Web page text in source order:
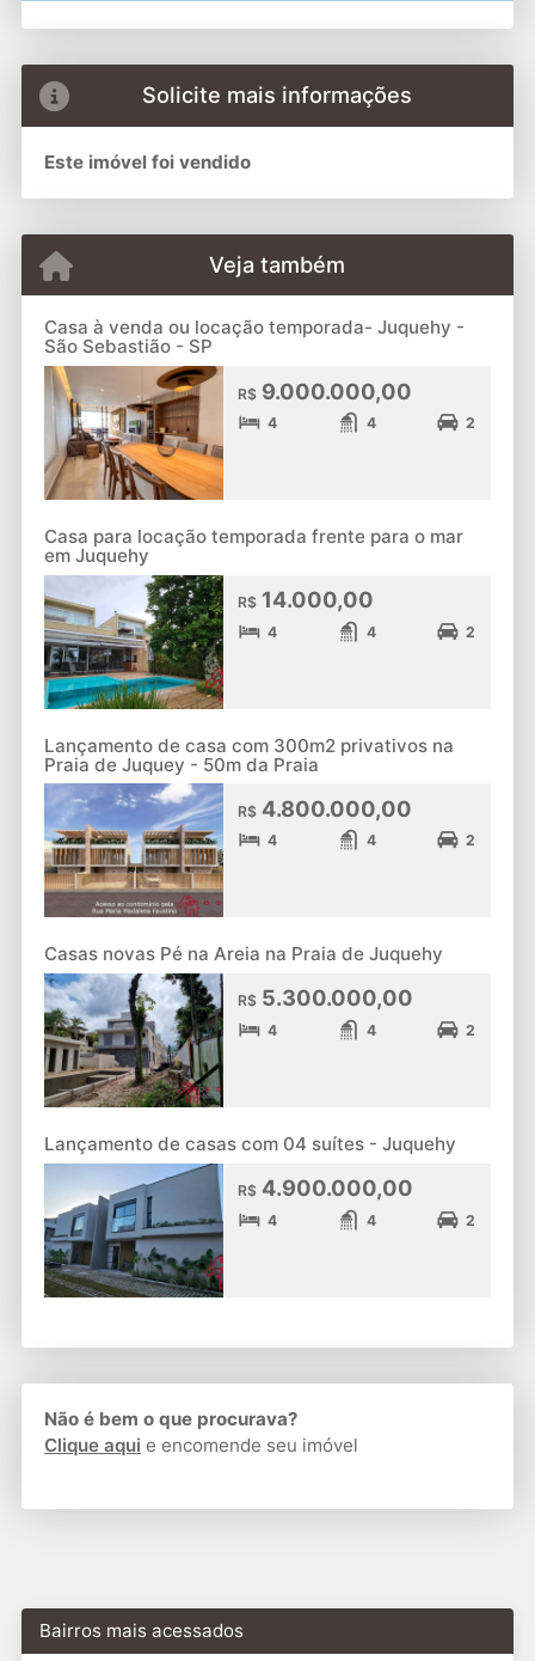
Solicite mais informações
Este imóvel foi vendido
Veja também
Casa à venda ou locação temporada- Juquehy -
São Sebastião - SP
R$9.000.000,00
4 4 2
Casa para locação temporada frente para o mar
em Juquehy
R$14.000,00
4 4 2
Lançamento de casa com 300m2 privativos na
Praia de Juquey - 50m da Praia
R$4.800.000,00
4 4 2
Casas novas Pé na Areia na Praia de Juquehy
R$5.300.000,00
4 4 2
Lançamento de casas com 04 suítes - Juquehy
R$4.900.000,00
4 4 2
Não é bem o que procurava?
Clique aqui e encomende seu imóvel
Bairros mais acessados